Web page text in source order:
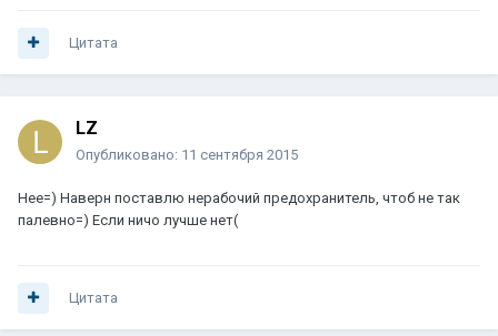
Цитата
LZ
Опубликовано: 11 сентября 2015
Нее=) Наверн поставлю нерабочий предохранитель, чтоб не так
палевно=) Если ничо лучше нет(
Цитата